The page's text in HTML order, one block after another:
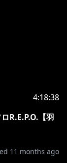
4:18:38
R.E.P.O.【羽
11 months ago